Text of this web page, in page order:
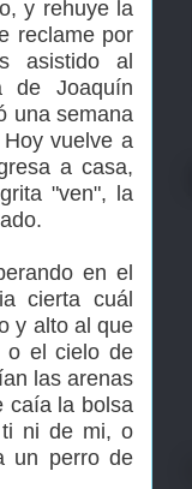
y rehuye la
reclame por
asistido al
de Joaquín
una semana
vuelve a
a casa,
"ven", la
en el
cierta cuál
y alto al que
o el cielo de
las arenas
caía la bolsa
ni de mi, o
un perro de